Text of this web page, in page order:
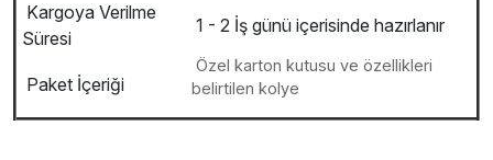
Kargoya Verilme
Süresi
1 - 2 İş günü içerisinde hazırlanır
Paket İçeriği
Özel karton kutusu ve özellikleri
belirtilen kolye